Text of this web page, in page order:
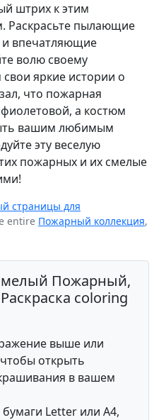
штрих к этим
Раскрасьте пылающие
впечатляющие
волю своему
яркие истории о
что пожарная
а костюм
вашим любимым
эту веселую
пожарных и их смелые
страницы для
entire Пожарный коллекция,
Пожарный,
coloring
выше или
открыть
в вашем
Letter или A4,